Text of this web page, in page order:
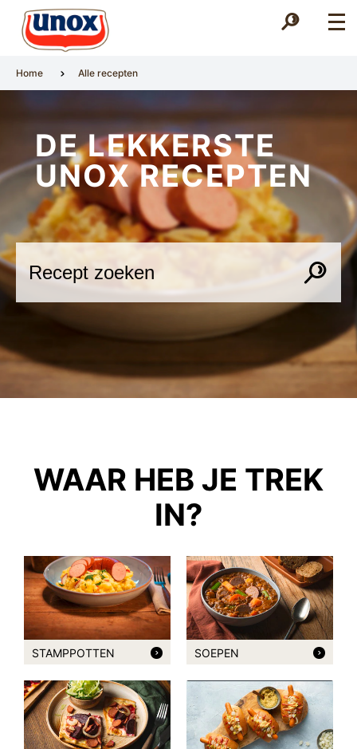
Zoek
Zoek
Home Alle recepten
DE LEKKERSTE
UNOX RECEPTEN
WAAR HEB JE TREK
IN?
STAMPPOTTEN SOEPEN